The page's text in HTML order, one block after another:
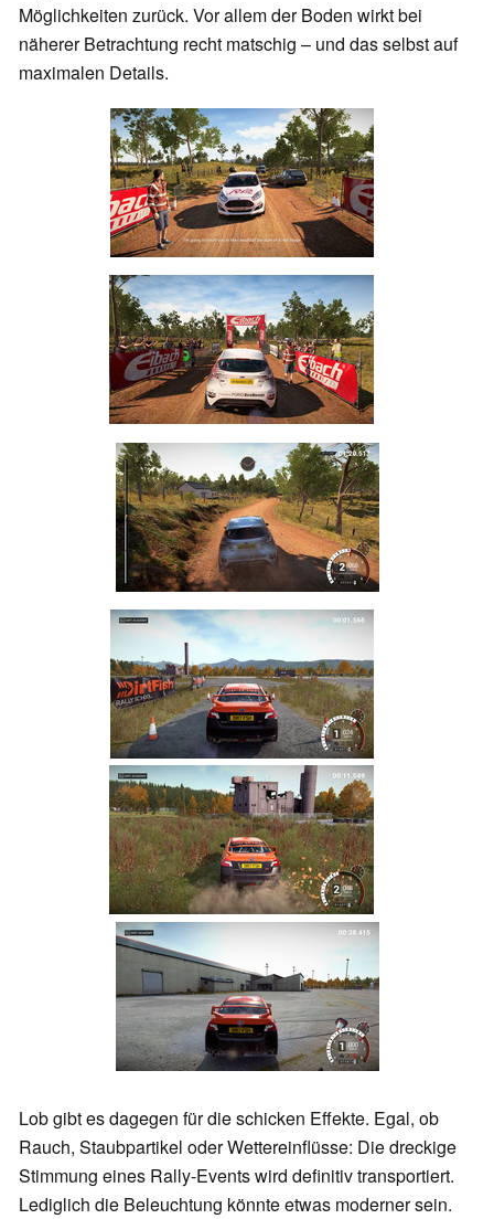
Möglichkeiten zurück. Vor allem der Boden wirkt bei
näherer Betrachtung recht matschig – und das selbst auf
maximalen Details.
Lob gibt es dagegen für die schicken Effekte. Egal, ob
Rauch, Staubpartikel oder Wettereinflüsse: Die dreckige
Stimmung eines Rally-Events wird definitiv transportiert.
Lediglich die Beleuchtung könnte etwas moderner sein.